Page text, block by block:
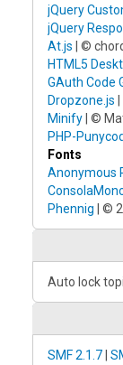
jQuery
jQuery
At.js | ©
HTML5
GAuth Code
Dropzone.js
Minify | ©
PHP-
Fonts
Anonymous
Phennig | ©
Auto lock
SMF 2.1.7